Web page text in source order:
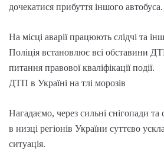
дочекатися прибуття іншого автобуса.
На місці аварії працюють слідчі та
Поліція встановлює всі обставини
питання правової кваліфікації події.
ДТП в Україні на тлі морозів
Нагадаємо, через сильні снігопади та
в низці регіонів України суттєво
ситуація.